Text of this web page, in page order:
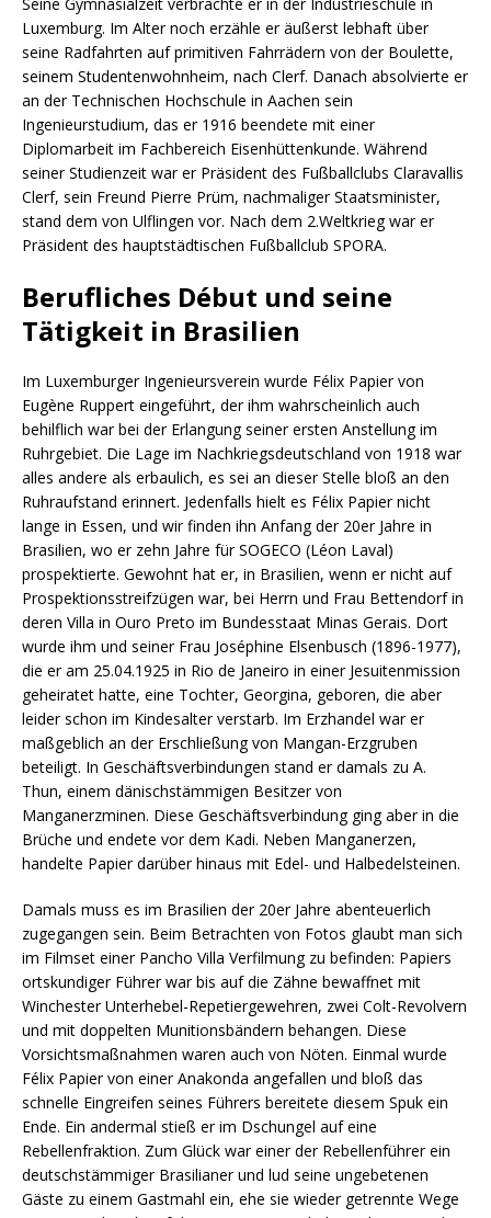
Luxemburg. Im Alter noch erzähle er äußerst lebhaft über
seine Radfahrten auf primitiven Fahrrädern von der Boulette,
seinem Studentenwohnheim, nach Clerf. Danach absolvierte er
an der Technischen Hochschule in Aachen sein
Ingenieurstudium, das er 1916 beendete mit einer
Diplomarbeit im Fachbereich Eisenhüttenkunde. Während
seiner Studienzeit war er Präsident des Fußballclubs Claravallis
Clerf, sein Freund Pierre Prüm, nachmaliger Staatsminister,
stand dem von Ulflingen vor. Nach dem 2.Weltkrieg war er
Präsident des hauptstädtischen Fußballclub SPORA.
Berufliches Début und seine
Tätigkeit in Brasilien
Im Luxemburger Ingenieursverein wurde Félix Papier von
Eugène Ruppert eingeführt, der ihm wahrscheinlich auch
behilflich war bei der Erlangung seiner ersten Anstellung im
Ruhrgebiet. Die Lage im Nachkriegsdeutschland von 1918 war
alles andere als erbaulich, es sei an dieser Stelle bloß an den
Ruhraufstand erinnert. Jedenfalls hielt es Félix Papier nicht
lange in Essen, und wir finden ihn Anfang der 20er Jahre in
Brasilien, wo er zehn Jahre für SOGECO (Léon Laval)
prospektierte. Gewohnt hat er, in Brasilien, wenn er nicht auf
Prospektionsstreifzügen war, bei Herrn und Frau Bettendorf in
deren Villa in Ouro Preto im Bundesstaat Minas Gerais. Dort
wurde ihm und seiner Frau Joséphine Elsenbusch (1896-1977),
die er am 25.04.1925 in Rio de Janeiro in einer Jesuitenmission
geheiratet hatte, eine Tochter, Georgina, geboren, die aber
leider schon im Kindesalter verstarb. Im Erzhandel war er
maßgeblich an der Erschließung von Mangan-Erzgruben
beteiligt. In Geschäftsverbindungen stand er damals zu A.
Thun, einem dänischstämmigen Besitzer von
Manganerzminen. Diese Geschäftsverbindung ging aber in die
Brüche und endete vor dem Kadi. Neben Manganerzen,
handelte Papier darüber hinaus mit Edel- und Halbedelsteinen.
Damals muss es im Brasilien der 20er Jahre abenteuerlich
zugegangen sein. Beim Betrachten von Fotos glaubt man sich
im Filmset einer Pancho Villa Verfilmung zu befinden: Papiers
ortskundiger Führer war bis auf die Zähne bewaffnet mit
Winchester Unterhebel-Repetiergewehren, zwei Colt-Revolvern
und mit doppelten Munitionsbändern behangen. Diese
Vorsichtsmaßnahmen waren auch von Nöten. Einmal wurde
Félix Papier von einer Anakonda angefallen und bloß das
schnelle Eingreifen seines Führers bereitete diesem Spuk ein
Ende. Ein andermal stieß er im Dschungel auf eine
Rebellenfraktion. Zum Glück war einer der Rebellenführer ein
deutschstämmiger Brasilianer und lud seine ungebetenen
Gäste zu einem Gastmahl ein, ehe sie wieder getrennte Wege